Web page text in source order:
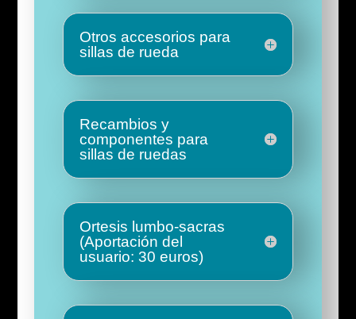
Otros accesorios para
sillas de rueda
Recambios y
componentes para
sillas de ruedas
Ortesis lumbo-sacras
(Aportación del
usuario: 30 euros)